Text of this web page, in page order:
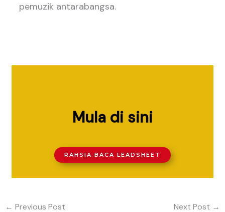
pemuzik antarabangsa.
Mula di sini
RAHSIA BACA LEADSHEET
← Previous Post Next Post →